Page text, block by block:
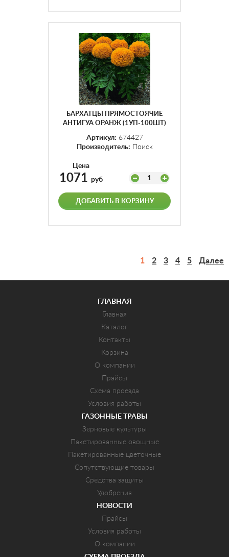
БАРХАТЦЫ ПРЯМОСТОЯЧИЕ
АНТИГУА ОРАНЖ (1УП-100ШТ)
Артикул: 674427
Производитель: Поиск
Цена
1071 руб 1
ДОБАВИТЬ В КОРЗИНУ
1 2 3 4 5 Далее
ГЛАВНАЯ
Главная
Каталог
Контакты
Корзина
О компании
Прайсы
Схема проезда
Условия работы
ГАЗОННЫЕ ТРАВЫ
Зерновые культуры
Пакетированные овощные
Пакетированные цветочные
Сопутствующие товары
Средства защиты
Удобрения
НОВОСТИ
Прайсы
Условия работы
О компании